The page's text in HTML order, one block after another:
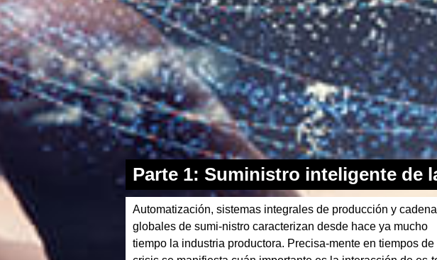
Parte 1: Suministro inteligente de
Automatización, sistemas integrales de producción y
globales de sumi-nistro caracterizan desde hace ya mucho
tiempo la industria productora. Precisa-mente en tiempos de